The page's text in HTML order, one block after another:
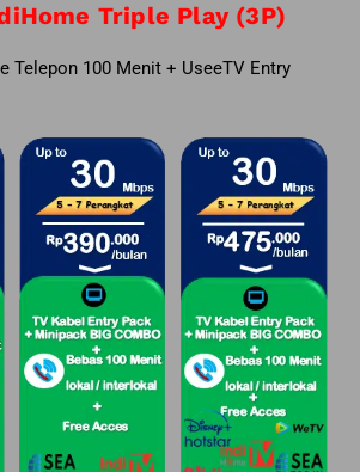
Triple Play (3P)
Telepon 100 Menit + UseeTV Entry